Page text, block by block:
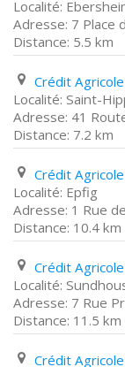
7 Place
5.5 km
Saint-
41
7.2 km
Crédit
Epfig
1 Rue
10.4 km
7 Rue
11.5 km